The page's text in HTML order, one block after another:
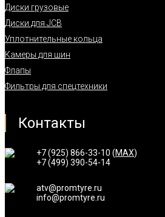
Диски грузовые
Диски для JCB
Уплотнительные кольца
Камеры для шин
Флапы
Фильтры для спецтехники
Контакты
+7 (925) 866-33-10 (MAX)
+7 (499) 390-54-14
atv@promtyre.ru
info@promtyre.ru